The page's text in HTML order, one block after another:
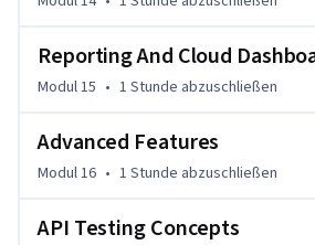
Reporting And Cloud
Modul 15 • 1 Stunde abzuschließen
Advanced Features
Modul 16 • 1 Stunde abzuschließen
API Testing Concepts